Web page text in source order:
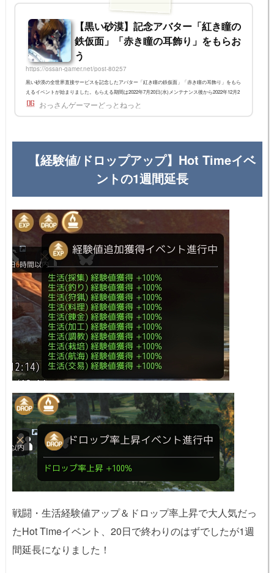
【黒い砂漠】記念アバター「紅き瞳の
鉄仮面」「赤き瞳の耳飾り」をもらお
う
https://ossan-gamer.net/post-80257
黒い砂漠の全世界直接サービスを記念したアバター「紅き瞳の鉄仮面」「赤き瞳の耳飾り」をもら
えるイベントが始まりました。もらえる期間は2022年7月20日(水)メンテナンス後から2022年12月2
8日(水)メンテナンス前までとなっていて、家門あたり1回のみ進行可能です。闇の精霊からのイベ
おっさんゲーマーどっとねっと
【経験値/ドロップアップ】Hot Timeイベ
ントの1週間延長
戦闘・生活経験値アップ＆ドロップ率上昇で大人気だっ
たHot Timeイベント、20日で終わりのはずでしたが1週
間延長になりました！